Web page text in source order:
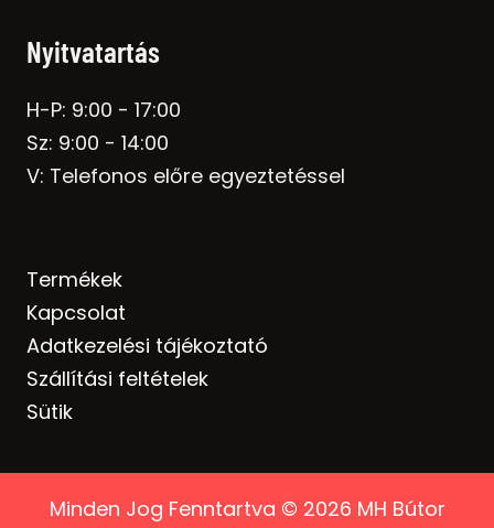
Nyitvatartás
H-P: 9:00 - 17:00
Sz: 9:00 - 14:00
V: Telefonos előre egyeztetéssel
Termékek
Kapcsolat
Adatkezelési tájékoztató
Szállítási feltételek
Sütik
Minden Jog Fenntartva © 2026 MH Bútor